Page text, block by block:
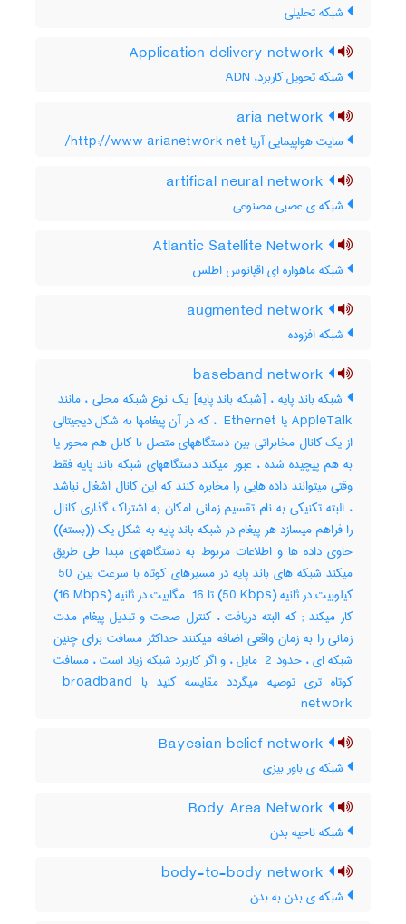
شبکه تحلیلی
شبکه تحویل کاربرد، ADN
سایت هواپیمایی آریا http://www arianetwork net/
شبکه ی عصبی مصنوعی
شبکه ماهواره ای اقیانوس اطلس
شبکه افزوده
AppleTalk یا ‎ Ethernet ، که در آن پیغامها به شکل دیجیتالی
از یک کانال مخابراتی بین دستگاههای متصل با کابل هم محور یا
به هم پیچیده شده ، عبور میکند دستگاههای شبکه باند پایه فقط
وقتی میتوانند داده هایی را مخابره کنند که این کانال اشغال نباشد
، البته تکنیکی به نام تقسیم زمانی امکان به اشتراک گذاری کانال
را فراهم میسازد هر پیغام در شبکه باند پایه به شکل یک ((بسته))
حاوی داده ها و اطلاعات مربوط به دستگاههای مبدا طی طریق
میکند شبکه های باند پایه در مسیرهای کوتاه با سرعت بین ‎ 50
کیلوبیت در ثانیه (‎50 Kbps) تا ‎ 16 مگابیت در ثانیه (‎16 Mbps)
کار میکند‎ ; که البته دریافت ، کنترل صحت و تبدیل پیغام مدت
زمانی را به زمان واقعی اضافه میکنند حداکثر مسافت برای چنین
شبکه ای ، حدود ‎ 2 مایل ، و اگر کاربرد شبکه زیاد است ، مسافت
کوتاه تری توصیه میگردد مقایسه کنید با ‎ broadband
network
شبکه ی باور بیزی
شبکه ناحیه بدن
شبکه ی بدن به بدن